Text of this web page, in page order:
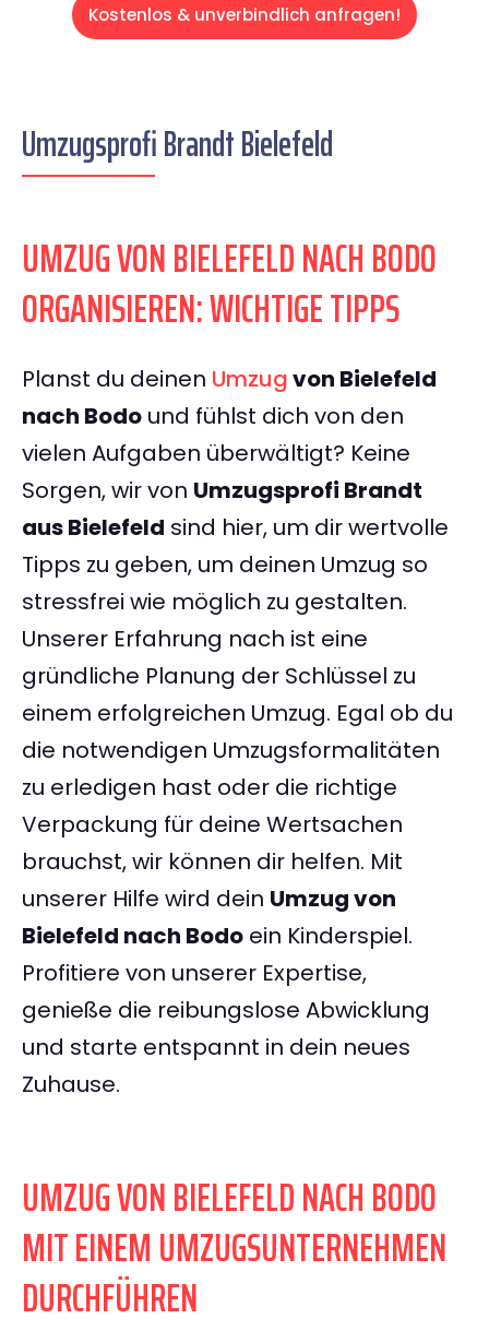
Kostenlos & unverbindlich anfragen!
Umzugsprofi Brandt Bielefeld
UMZUG VON BIELEFELD NACH BODO
ORGANISIEREN: WICHTIGE TIPPS
Planst du deinen Umzugvon Bielefeld
nach Bodo und fühlst dich von den
vielen Aufgaben überwältigt? Keine
Sorgen, wir von Umzugsprofi Brandt
aus Bielefeld sind hier, um dir wertvolle
Tipps zu geben, um deinen Umzug so
stressfrei wie möglich zu gestalten.
Unserer Erfahrung nach ist eine
gründliche Planung der Schlüssel zu
einem erfolgreichen Umzug. Egal ob du
die notwendigen Umzugsformalitäten
zu erledigen hast oder die richtige
Verpackung für deine Wertsachen
brauchst, wir können dir helfen. Mit
unserer Hilfe wird dein Umzug von
Bielefeld nach Bodo ein Kinderspiel.
Profitiere von unserer Expertise,
genieße die reibungslose Abwicklung
und starte entspannt in dein neues
Zuhause.
UMZUG VON BIELEFELD NACH BODO
MIT EINEM UMZUGSUNTERNEHMEN
DURCHFÜHREN